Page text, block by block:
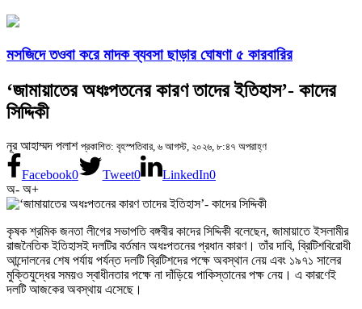
মসজিদে তওবা করে মাদক ব্যবসা ছাড়ার ঘোষণা ৫ কারবারির
‘জামায়াতের অধঃপতনের কারণ তাদের ইতিহাস’- কাদের
সিদ্দিকী
নূর আহাম্মদ পলাশ প্রকাশিত: বৃহস্পতিবার, ৬ আগস্ট, ২০২৬, ৮:৪৭ অপরাহ্ণ
Facebook0 Tweet0 LinkedIn0
অ- অ+
কৃষক শ্রমিক জনতা লীগের সভাপতি বঙ্গবীর কাদের সিদ্দিকী বলেছেন, জামায়াতে ইসলামীর
রাজনৈতিক ইতিহাসই দলটির বর্তমান অধঃপতনের প্রধান কারণ। তাঁর দাবি, ব্রিটিশবিরোধী
আন্দোলনের শেষ পর্যায় পর্যন্ত দলটি ব্রিটিশদের পক্ষে অবস্থান নেয় এবং ১৯৭১ সালের
মুক্তিযুদ্ধের সময়ও স্বাধীনতার পক্ষে না দাঁড়িয়ে পাকিস্তানের পক্ষ নেয়। এ কারণেই
দলটি আজকের অবস্থায় এসেছে।